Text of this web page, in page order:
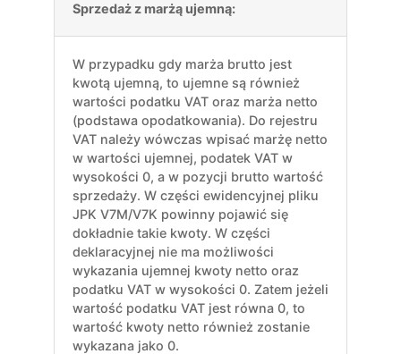
Sprzedaż z marżą ujemną:
W przypadku gdy marża brutto jest
kwotą ujemną, to ujemne są również
wartości podatku VAT oraz marża netto
(podstawa opodatkowania). Do rejestru
VAT należy wówczas wpisać marżę netto
w wartości ujemnej, podatek VAT w
wysokości 0, a w pozycji brutto wartość
sprzedaży. W części ewidencyjnej pliku
JPK V7M/V7K powinny pojawić się
dokładnie takie kwoty. W części
deklaracyjnej nie ma możliwości
wykazania ujemnej kwoty netto oraz
podatku VAT w wysokości 0. Zatem jeżeli
wartość podatku VAT jest równa 0, to
wartość kwoty netto również zostanie
wykazana jako 0.